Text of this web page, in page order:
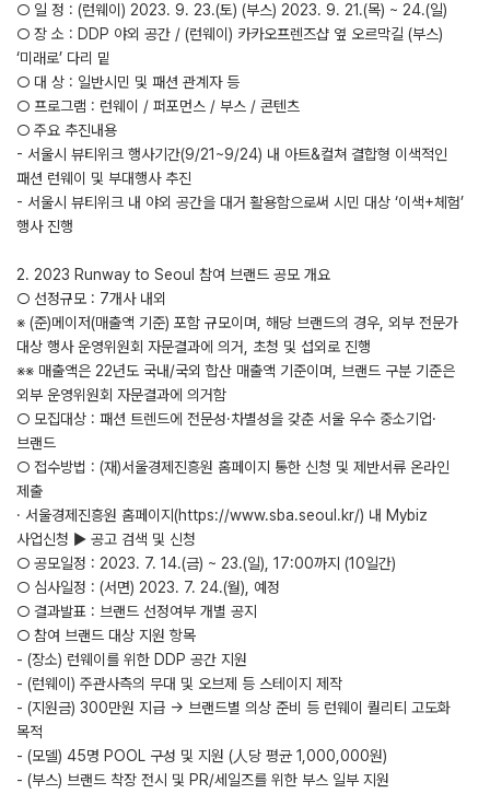
○ 일 정 : (런웨이) 2023. 9. 23.(토) (부스) 2023. 9. 21.(목) ~ 24.(일)
○ 장 소 : DDP 야외 공간 / (런웨이) 카카오프렌즈샵 옆 오르막길 (부스)
‘미래로’ 다리 밑
○ 대 상 : 일반시민 및 패션 관계자 등
○ 프로그램 : 런웨이 / 퍼포먼스 / 부스 / 콘텐츠
○ 주요 추진내용
- 서울시 뷰티위크 행사기간(9/21~9/24) 내 아트&컬쳐 결합형 이색적인
패션 런웨이 및 부대행사 추진
- 서울시 뷰티위크 내 야외 공간을 대거 활용함으로써 시민 대상 ‘이색+체험’
행사 진행
2. 2023 Runway to Seoul 참여 브랜드 공모 개요
○ 선정규모 : 7개사 내외
※ (준)메이저(매출액 기준) 포함 규모이며, 해당 브랜드의 경우, 외부 전문가
대상 행사 운영위원회 자문결과에 의거, 초청 및 섭외로 진행
※※ 매출액은 22년도 국내/국외 합산 매출액 기준이며, 브랜드 구분 기준은
외부 운영위원회 자문결과에 의거함
○ 모집대상 : 패션 트렌드에 전문성·차별성을 갖춘 서울 우수 중소기업·
브랜드
○ 접수방법 : (재)서울경제진흥원 홈페이지 통한 신청 및 제반서류 온라인
제출
· 서울경제진흥원 홈페이지(https://www.sba.seoul.kr/) 내 Mybiz
사업신청 ▶ 공고 검색 및 신청
○ 공모일정 : 2023. 7. 14.(금) ~ 23.(일), 17:00까지 (10일간)
○ 심사일정 : (서면) 2023. 7. 24.(월), 예정
○ 결과발표 : 브랜드 선정여부 개별 공지
○ 참여 브랜드 대상 지원 항목
- (장소) 런웨이를 위한 DDP 공간 지원
- (런웨이) 주관사측의 무대 및 오브제 등 스테이지 제작
- (지원금) 300만원 지급 → 브랜드별 의상 준비 등 런웨이 퀄리티 고도화
목적
- (모델) 45명 POOL 구성 및 지원 (⼈당 평균 1,000,000원)
- (부스) 브랜드 착장 전시 및 PR/세일즈를 위한 부스 일부 지원